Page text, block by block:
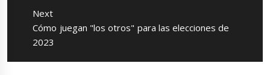
Next
Next
post:
Cómo juegan "los otros" para las elecciones de
2023